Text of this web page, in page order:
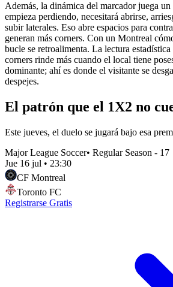
Además, la dinámica del marcador juega
empieza perdiendo, necesitará abrirse,
subir laterales. Eso abre espacios para
generan más corners. Con un Montreal
bucle se retroalimenta. La lectura
corners rinde más cuando el local tiene
dominante; ahí es donde el visitante se
despejes.
El patrón que el 1X2 no
Este jueves, el duelo se jugará bajo esa
Major League Soccer• Regular Season - 17
Jue 16 jul • 23:30
CF Montreal
Toronto FC
Registrarse Gratis